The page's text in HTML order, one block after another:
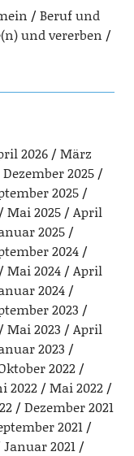
Beruf und
und vererben
2026
März
Dezember 2025
2025
Mai 2025
April
2025
2024
Mai 2024
April
2024
2023
Mai 2023
April
2023
2022
2022
Mai 2022
Dezember 2021
2021
Januar 2021